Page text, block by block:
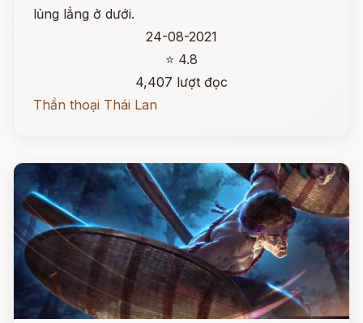
lủng lẳng ở dưới.
24-08-2021
⭐ 4.8
4,407 lượt đọc
Thần thoại Thái Lan